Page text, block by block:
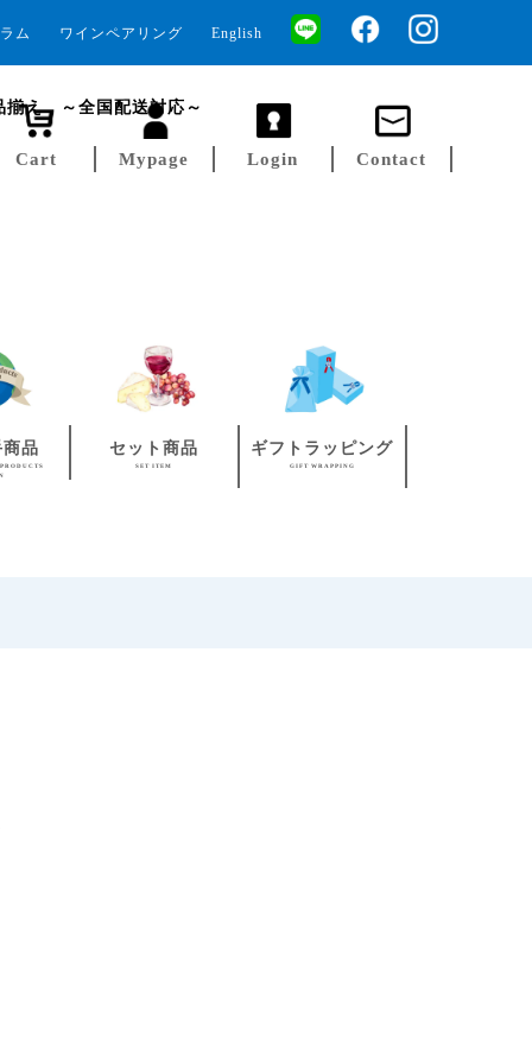
English
ワインペアリング
ム
揃え ～全国配送対応～
Contact
Login
Mypage
Cart
商品 セット商品
SET ITEM
ギフトラッピング
GIFT WRAPPING